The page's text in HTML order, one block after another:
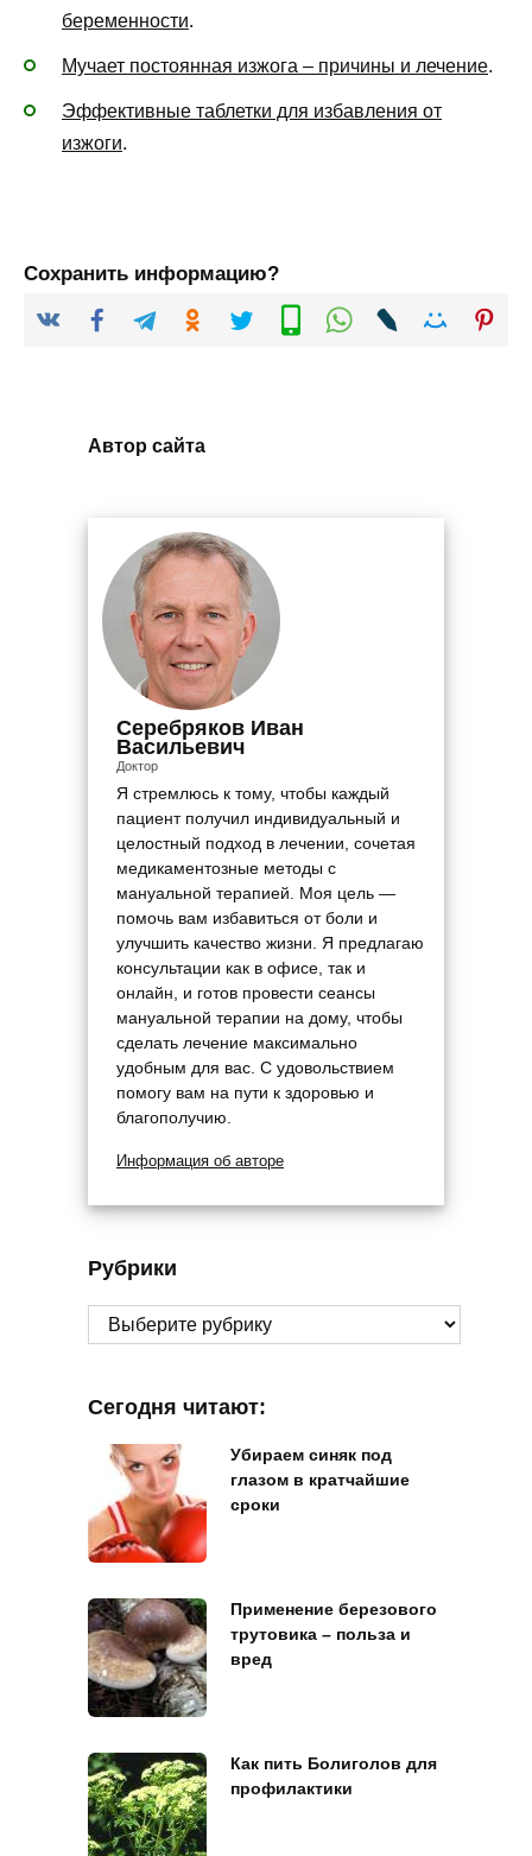
беременности.
Мучает постоянная изжога – причины и лечение.
Эффективные таблетки для избавления от
изжоги.
Сохранить информацию?
Автор сайта
Серебряков Иван
Васильевич
Доктор
Я стремлюсь к тому, чтобы каждый
пациент получил индивидуальный и
целостный подход в лечении, сочетая
медикаментозные методы с
мануальной терапией. Моя цель —
помочь вам избавиться от боли и
улучшить качество жизни. Я предлагаю
консультации как в офисе, так и
онлайн, и готов провести сеансы
мануальной терапии на дому, чтобы
сделать лечение максимально
удобным для вас. С удовольствием
помогу вам на пути к здоровью и
благополучию.
Информация об авторе
Рубрики
Рубрики
Сегодня читают:
Убираем синяк под
глазом в кратчайшие
сроки
Применение березового
трутовика – польза и
вред
Как пить Болиголов для
профилактики